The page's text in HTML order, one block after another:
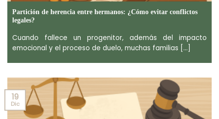
Partición de herencia entre hermanos: ¿Cómo evitar conflictos
legales?
Cuando fallece un progenitor, además del impacto
emocional y el proceso de duelo, muchas familias [...]
19
Dic